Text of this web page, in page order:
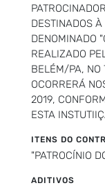
DESTINADOS
DENOMINADO
REALIZADO
BELÉM/PA, NO
OCORRERÁ
2019,
ESTA
ITENS DO
"PATROCÍNIO
ADITIVOS